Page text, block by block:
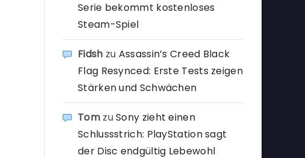
Serie bekommt kostenloses
Steam-Spiel
Fidsh zu Assassin’s Creed Black
Flag Resynced: Erste Tests zeigen
Stärken und Schwächen
TomzuSony zieht einen
Schlussstrich: PlayStation sagt
der Disc endgültig Lebewohl